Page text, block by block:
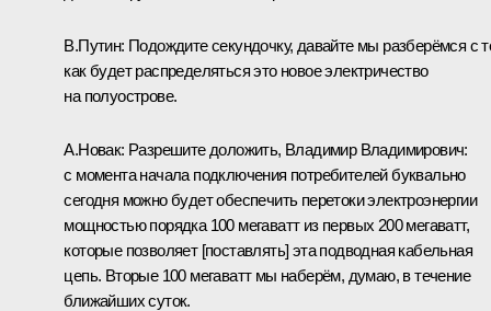
В.Путин: Подождите секундочку, давайте мы разберёмся с
как будет распределяться это новое электричество
на полуострове.
А.Новак: Разрешите доложить, Владимир Владимирович:
с момента начала подключения потребителей буквально
сегодня можно будет обеспечить перетоки электроэнергии
мощностью порядка 100 мегаватт из первых 200 мегаватт,
которые позволяет [поставлять] эта подводная кабельная
цепь. Вторые 100 мегаватт мы наберём, думаю, в течение
ближайших суток.